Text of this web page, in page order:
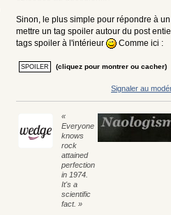
Sinon, le plus simple pour répondre à
mettre un tag spoiler autour du post
tags spoiler à l'intérieur
Comme ici :
(cliquez pour montrer ou cacher)
Signaler au
«
Everyone
knows
rock
attained
perfection
in 1974.
It's a
scientific
fact. »